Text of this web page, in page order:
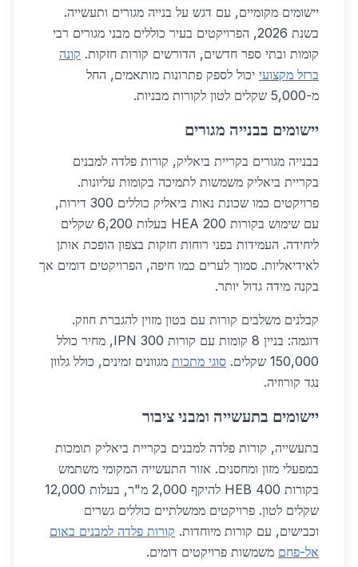
יישומים מקומיים, עם דגש על בנייה מגורים ותעשייה.
בשנת 2026, הפרויקטים בעיר כוללים מבני מגורים רבי
קומות ובתי ספר חדשים, הדורשים קורות חזקות. קונה
ברזל מקצועי יכול לספק פתרונות מותאמים, החל
מ-5,000 שקלים לטון לקורות מבניות.
יישומים בבנייה מגורים
בבנייה מגורים בקריית ביאליק, קורות פלדה למבנים
בקריית ביאליק משמשות לתמיכה בקומות עליונות.
פרויקטים כמו שכונת נאות ביאליק כוללים 300 דירות,
עם שימוש בקורות HEA 200 בעלות 6,200 שקלים
ליחידה. העמידות בפני רוחות חזקות בצפון הופכת אותן
לאידיאליות. סמוך לערים כמו חיפה, הפרויקטים דומים אך
בקנה מידה גדול יותר.
קבלנים משלבים קורות עם בטון מזוין להגברת חוזק.
דוגמה: בניין 8 קומות עם קורות IPN 300, מחיר כולל
150,000 שקלים.
סוגי מתכות מגוונים זמינים, כולל גלוון
נגד קורוזיה.
יישומים בתעשייה ומבני ציבור
בתעשייה, קורות פלדה למבנים בקריית ביאליק תומכות
במפעלי מזון ומחסנים. אזור התעשייה המקומי משתמש
בקורות HEB 400 להיקף 2,000 מ"ר, בעלות 12,000
שקלים לטון. פרויקטים ממשלתיים כוללים גשרים
וכבישים, עם קורות מיוחדות. קורות פלדה למבנים באום
אל-פחם משמשות פרויקטים דומים.